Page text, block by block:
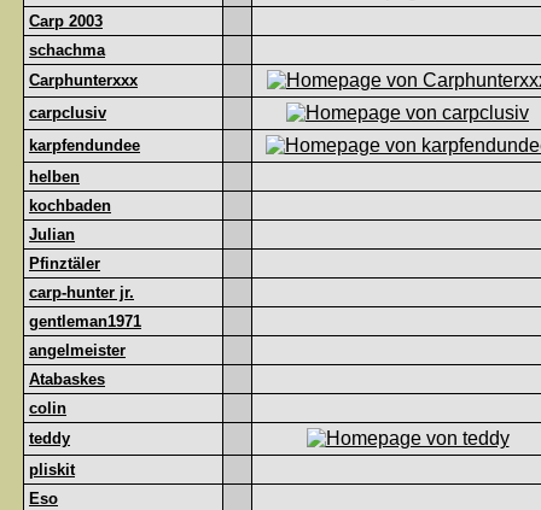
Carp 2003
schachma
Carphunterxxx
carpclusiv
karpfendundee
helben
kochbaden
Julian
Pfinztäler
carp-hunter jr.
gentleman1971
angelmeister
Atabaskes
colin
teddy
pliskit
Eso